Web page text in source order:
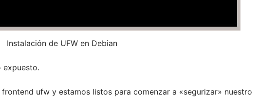
Instalación de UFW en Debian
expuesto.
ufw y estamos listos para comenzar a «segurizar» nuestro